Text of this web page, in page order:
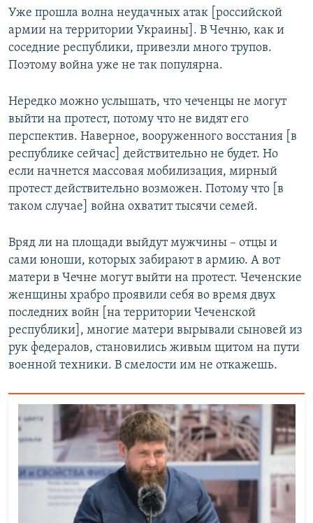
Уже прошла волна неудачных атак [российской
армии на территории Украины]. В Чечню, как и
соседние республики, привезли много трупов.
Поэтому война уже не так популярна.
Нередко можно услышать, что чеченцы не могут
выйти на протест, потому что не видят его
перспектив. Наверное, вооруженного восстания [в
республике сейчас] действительно не будет. Но
если начнется массовая мобилизация, мирный
протест действительно возможен. Потому что [в
таком случае] война охватит тысячи семей.
Вряд ли на площади выйдут мужчины – отцы и
сами юноши, которых забирают в армию. А вот
матери в Чечне могут выйти на протест. Чеченские
женщины храбро проявили себя во время двух
последних войн [на территории Чеченской
республики], многие матери вырывали сыновей из
рук федералов, становились живым щитом на пути
военной техники. В смелости им не откажешь.